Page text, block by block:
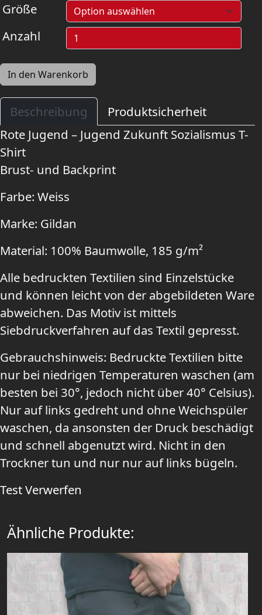
Größe
Anzahl
In den Warenkorb
Beschreibung
Produktsicherheit
Rote Jugend – Jugend Zukunft Sozialismus T-
Shirt
Brust- und Backprint
Farbe: Weiss
Marke: Gildan
Material: 100% Baumwolle, 185 g/m²
Alle bedruckten Textilien sind Einzelstücke
und können leicht von der abgebildeten Ware
abweichen. Das Motiv ist mittels
Siebdruckverfahren auf das Textil gepresst.
Gebrauchshinweis: Bedruckte Textilien bitte
nur bei niedrigen Temperaturen waschen (am
besten bei 30°, jedoch nicht über 40° Celsius).
Nur auf links gedreht und ohne Weichspüler
waschen, da ansonsten der Druck beschädigt
und schnell abgenutzt wird. Nicht in den
Trockner tun und nur nur auf links bügeln.
TestVerwerfen
Ähnliche Produkte: